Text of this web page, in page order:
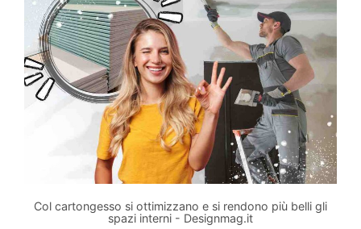
Col cartongesso si ottimizzano e si rendono più belli gli
spazi interni - Designmag.it